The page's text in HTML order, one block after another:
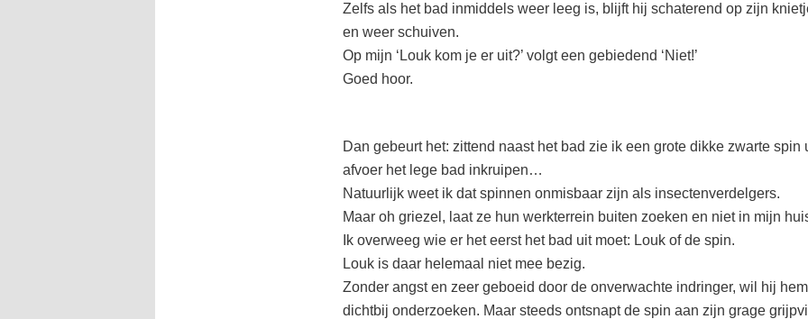
Zelfs als het bad inmiddels weer leeg is, blijft hij schaterend op zijn
en weer schuiven.
Op mijn ‘Louk kom je er uit?’ volgt een gebiedend ‘Niet!’
Goed hoor.
Dan gebeurt het: zittend naast het bad zie ik een grote dikke zwarte spin
afvoer het lege bad inkruipen…
Natuurlijk weet ik dat spinnen onmisbaar zijn als insectenverdelgers.
Maar oh griezel, laat ze hun werkterrein buiten zoeken en niet in mijn
Ik overweeg wie er het eerst het bad uit moet: Louk of de spin.
Louk is daar helemaal niet mee bezig.
Zonder angst en zeer geboeid door de onverwachte indringer, wil hij
dichtbij onderzoeken. Maar steeds ontsnapt de spin aan zijn grage